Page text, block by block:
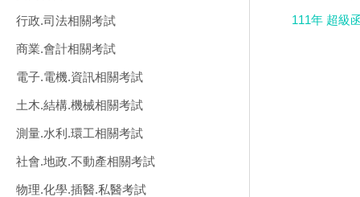
行政.司法相關考試
商業.會計相關考試
電子.電機.資訊相關考試
土木.結構.機械相關考試
測量.水利.環工相關考試
社會.地政.不動產相關考試
物理.化學.插醫.私醫考試
DVD
111年 超級